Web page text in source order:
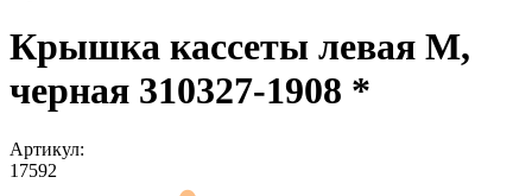
Крышка кассеты левая M,
черная 310327-1908 *
Артикул:
17592